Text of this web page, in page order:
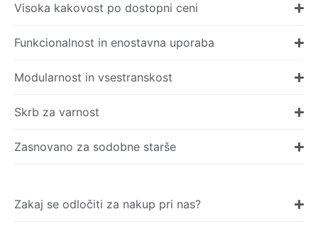
Visoka kakovost po dostopni ceni
Funkcionalnost in enostavna uporaba
Modularnost in vsestranskost
Skrb za varnost
Zasnovano za sodobne starše
Zakaj se odločiti za nakup pri nas?